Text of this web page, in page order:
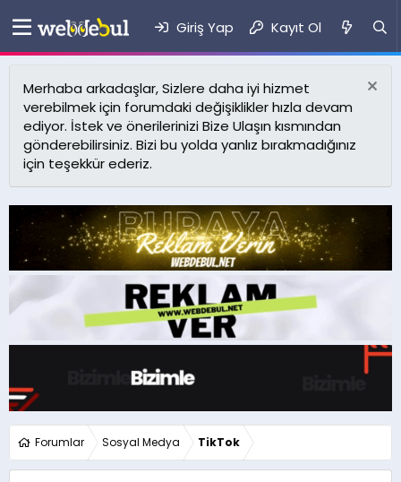
Giriş Yap Kayıt Ol
Merhaba arkadaşlar, Sizlere daha iyi hizmet
verebilmek için forumdaki değişiklikler hızla devam
ediyor. İstek ve önerilerinizi Bize Ulaşın kısmından
gönderebilirsiniz. Bizi bu yolda yanlız bırakmadığınız
için teşekkür ederiz.
Forumlar Sosyal Medya TikTok